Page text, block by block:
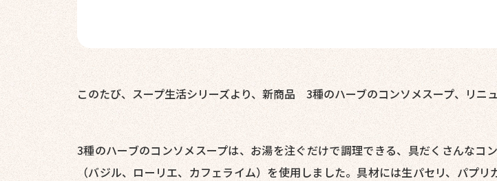
このたび、スープ生活シリーズより、新商品 3種のハーブのコンソメスープ、リ
3種のハーブのコンソメスープは、お湯を注ぐだけで調理できる、具だくさんなコ
（バジル、ローリエ、カフェライム）を使用しました。具材には生パセリ、パプ